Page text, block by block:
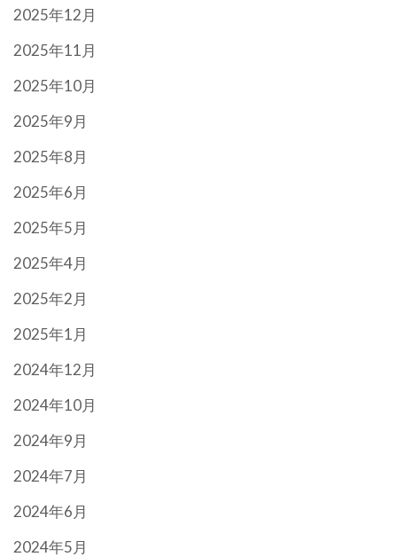
2025年12月
2025年11月
2025年10月
2025年9月
2025年8月
2025年6月
2025年5月
2025年4月
2025年2月
2025年1月
2024年12月
2024年10月
2024年9月
2024年7月
2024年6月
2024年5月